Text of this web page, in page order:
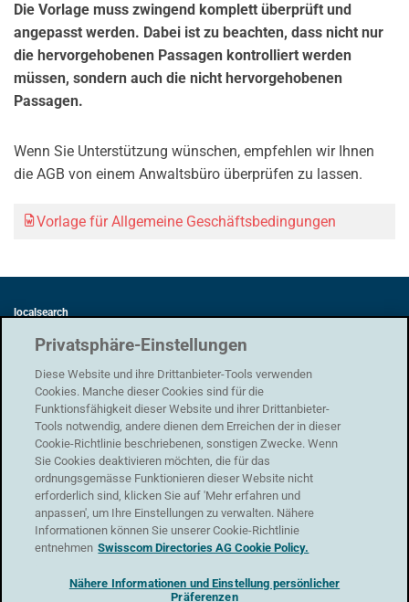
Die Vorlage muss zwingend komplett überprüft und
angepasst werden. Dabei ist zu beachten, dass nicht nur
die hervorgehobenen Passagen kontrolliert werden
müssen, sondern auch die nicht hervorgehobenen
Passagen.
Wenn Sie Unterstützung wünschen, empfehlen wir Ihnen
die AGB von einem Anwaltsbüro überprüfen zu lassen.
Vorlage für Allgemeine Geschäftsbedingungen
localsearch
Förrlibuckstrasse 62
Datenschutz|AGB|Nutzungsbedingungen |Impressum
Support
Kontaktformular
Privatsphäre-Einstellungen
Diese Website und ihre Drittanbieter-Tools verwenden
Cookies. Manche dieser Cookies sind für die
Funktionsfähigkeit dieser Website und ihrer Drittanbieter-
Tools notwendig, andere dienen dem Erreichen der in dieser
Cookie-Richtlinie beschriebenen, sonstigen Zwecke. Wenn
Sie Cookies deaktivieren möchten, die für das
ordnungsgemässe Funktionieren dieser Website nicht
erforderlich sind, klicken Sie auf 'Mehr erfahren und
anpassen', um Ihre Einstellungen zu verwalten. Nähere
Informationen können Sie unserer Cookie-Richtlinie
entnehmen Swisscom Directories AG Cookie Policy.
Nähere Informationen und Einstellung persönlicher
Präferenzen